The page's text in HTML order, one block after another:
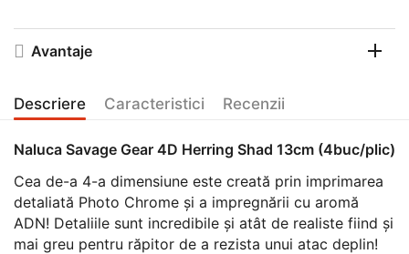
Avantaje
Descriere Caracteristici Recenzii
Naluca Savage Gear 4D Herring Shad 13cm (4buc/plic)
Cea de-a 4-a dimensiune este creată prin imprimarea
detaliată Photo Chrome și a impregnării cu aromă
ADN! Detaliile sunt incredibile și atât de realiste fiind și
mai greu pentru răpitor de a rezista unui atac deplin!